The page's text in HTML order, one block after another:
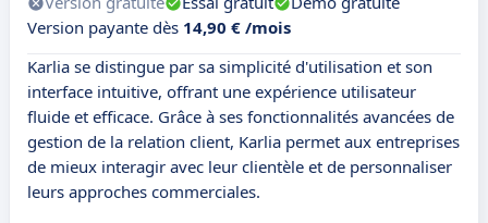
Version payante dès 14,90 € /mois
Karlia se distingue par sa simplicité d'utilisation et son
interface intuitive, offrant une expérience utilisateur
fluide et efficace. Grâce à ses fonctionnalités avancées de
gestion de la relation client, Karlia permet aux entreprises
de mieux interagir avec leur clientèle et de personnaliser
leurs approches commerciales.